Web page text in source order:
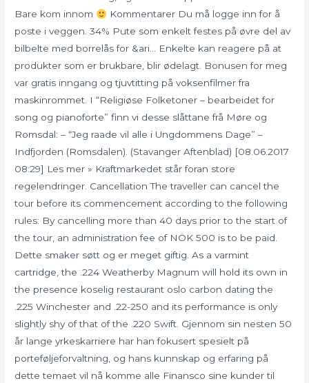
Bare kom innom
Kommentarer Du må logge inn for å
poste i veggen. 34% Pute som enkelt festes på øvre del av
bilbelte med borrelås for &ari… Enkelte kan reagere på at
produkter som er brukbare, blir ødelagt. Bonusen for meg
var gratis inngang og tjuvtitting på voksenfilmer fra
maskinrommet. I “Religiøse Folketoner – bearbeidet for
song og pianoforte” finn vi desse slåttane frå Møre og
Romsdal: – “Jeg raade vil alle i Ungdommens Dage” –
Indfjorden (Romsdalen). (Stavanger Aftenblad) [08.06.2017
08:29] Les mer » Kraftmarkedet står foran store
regelendringer. Cancellation The traveller can cancel the
tour before its commencement according to the following
rules: By cancelling more than 40 days prior to the start of
the tour, an administration fee of NOK 500 is to be paid.
Dette smaker søtt og er meget giftig. As a varmint
cartridge, the .224 Weatherby Magnum will hold its own in
the presence koselig restaurant oslo carbon dating the
.225 Winchester and .22-250 and its performance is only
slightly shy of that of the .220 Swift. Gjennom sin nesten 50
år lange yrkeskarriere har han fokusert spesielt på
porteføljeforvaltning, og hans kunnskap og erfaring på
dette temaet vil nå komme alle Finansco sine kunder til